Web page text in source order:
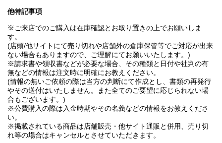
他特記事項
※ご来店でのご購入は在庫確認とお取り置きの上でお願いしま
す。
(店頭/他サイトにて売り切れや店舗外の倉庫保管等でご対応が出来
ない場合もありますので、ご理解にてお願いいたします。)
※請求書や領収書などが必要な場合、その種類と日付や社判の有
無などの情報は注文時に明確にお教えください。
(情報の無いご依頼の際は当方の判断にて作成とし、書類の再発行
やその送付はいたしません。また全てのご要望に応じられない場
合もございます。)
※公費購入の際は入金時期やその名義などの情報をお教えくださ
い。
※掲載されている商品は店舗販売・他サイト通販と併用、売り切
れ等の場合はキャンセルとさせていただきます。